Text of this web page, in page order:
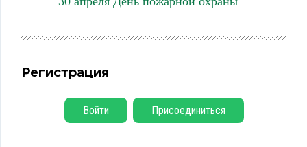
Регистрация
Войти Присоединиться